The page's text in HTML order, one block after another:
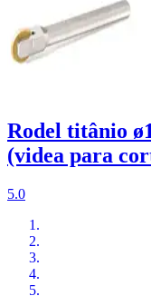
Rodel titânio
(videa para
5.0